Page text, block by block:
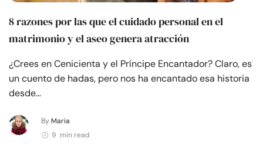
8 razones por las que el cuidado personal en el
matrimonio y el aseo genera atracción
¿Crees en Cenicienta y el Príncipe Encantador? Claro, es
un cuento de hadas, pero nos ha encantado esa historia
desde…
By Maria
9 min read